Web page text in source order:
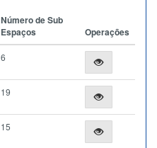
Número de Sub
Espaços
Operações
6
19
15